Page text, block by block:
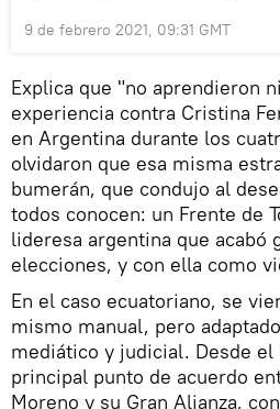
9 de febrero 2021, 09:31 GMT
Explica que "no aprendieron
experiencia contra Cristina
en Argentina durante los
olvidaron que esa misma
bumerán, que condujo al
todos conocen: un Frente de
lideresa argentina que acabó
elecciones, y con ella como
En el caso ecuatoriano, se
mismo manual, pero
mediático y judicial. Desde
principal punto de acuerdo
Moreno y su Gran Alianza,